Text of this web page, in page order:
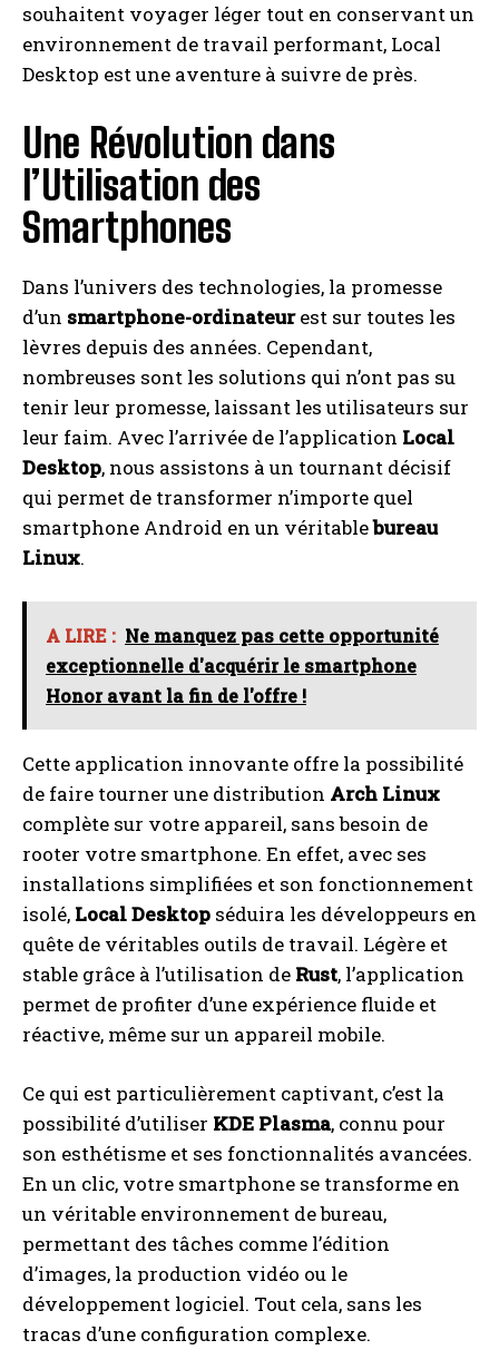
souhaitent voyager léger tout en conservant un
environnement de travail performant, Local
Desktop est une aventure à suivre de près.
Une Révolution dans
l’Utilisation des
Smartphones
Dans l’univers des technologies, la promesse
d’un smartphone-ordinateurest sur toutes les
lèvres depuis des années. Cependant,
nombreuses sont les solutions qui n’ont pas su
tenir leur promesse, laissant les utilisateurs sur
leur faim. Avec l’arrivée de l’application Local
Desktop, nous assistons à un tournant décisif
qui permet de transformer n’importe quel
smartphone Android en un véritablebureau
Linux.
A LIRE : Ne manquez pas cette opportunité
exceptionnelle d'acquérir le smartphone
Honor avant la fin de l'offre !
Cette application innovante offre la possibilité
de faire tourner une distribution Arch Linux
complète sur votre appareil, sans besoin de
rooter votre smartphone. En effet, avec ses
installations simplifiées et son fonctionnement
isolé, Local Desktop séduira les développeurs en
quête de véritables outils de travail. Légère et
stable grâce à l’utilisation de Rust, l’application
permet de profiter d’une expérience fluide et
réactive, même sur un appareil mobile.
Ce qui est particulièrement captivant, c’est la
possibilité d’utiliser KDE Plasma, connu pour
son esthétisme et ses fonctionnalités avancées.
En un clic, votre smartphone se transforme en
un véritable environnement de bureau,
permettant des tâches comme l’édition
d’images, la production vidéo ou le
développement logiciel. Tout cela, sans les
tracas d’une configuration complexe.